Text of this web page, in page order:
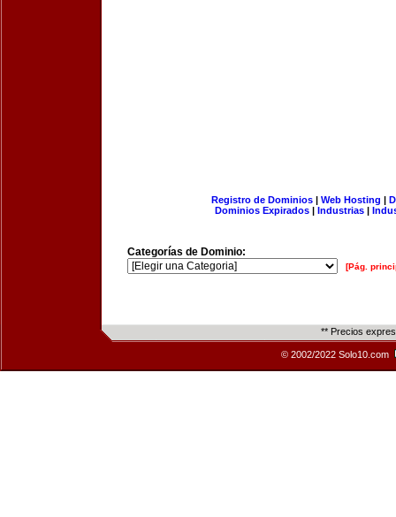
Registro de Dominios| Web Hosting |
Dominios Expirados | Industrias |
Categorías de Dominio:
[Pág.
** Precios
© 2002/2022 Solo10.com